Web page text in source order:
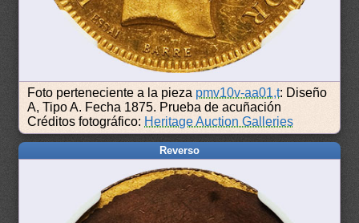
Foto perteneciente a la pieza pmv10v-aa01,t: Diseño
A, Tipo A. Fecha 1875. Prueba de acuñación
Créditos fotográfico: Heritage Auction Galleries
Reverso